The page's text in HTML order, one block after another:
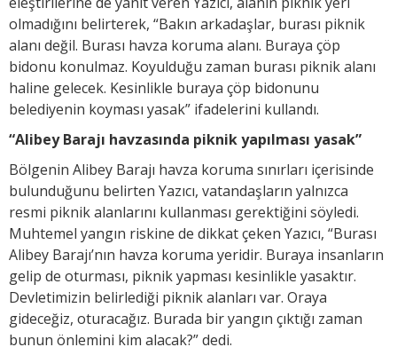
olmadığını belirterek, “Bakın arkadaşlar, burası piknik
alanı değil. Burası havza koruma alanı. Buraya çöp
bidonu konulmaz. Koyulduğu zaman burası piknik alanı
haline gelecek. Kesinlikle buraya çöp bidonunu
belediyenin koyması yasak” ifadelerini kullandı.
“Alibey Barajı havzasında piknik yapılması yasak”
Bölgenin Alibey Barajı havza koruma sınırları içerisinde
bulunduğunu belirten Yazıcı, vatandaşların yalnızca
resmi piknik alanlarını kullanması gerektiğini söyledi.
Muhtemel yangın riskine de dikkat çeken Yazıcı, “Burası
Alibey Barajı’nın havza koruma yeridir. Buraya insanların
gelip de oturması, piknik yapması kesinlikle yasaktır.
Devletimizin belirlediği piknik alanları var. Oraya
gideceğiz, oturacağız. Burada bir yangın çıktığı zaman
bunun önlemini kim alacak?” dedi.